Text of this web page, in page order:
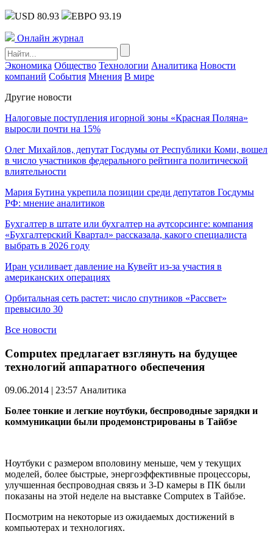
USD 80.93 ЕВРО 93.19
Онлайн журнал
Экономика Общество Технологии Аналитика Новости
компаний События Мнения В мире
Другие новости
Налоговые поступления игорной зоны «Красная Поляна»
выросли почти на 15%
Олег Михайлов, депутат Госдумы от Республики Коми, вошел
в число участников федерального рейтинга политической
влиятельности
Мария Бутина укрепила позиции среди депутатов Госдумы
РФ: мнение аналитиков
Бухгалтер в штате или бухгалтер на аутсорсинге: компания
«Бухгалтерский Квартал» рассказала, какого специалиста
выбрать в 2026 году
Иран усиливает давление на Кувейт из-за участия в
американских операциях
Орбитальная сеть растет: число спутников «Рассвет»
превысило 30
Все новости
Computex предлагает взглянуть на будущее
технологий аппаратного обеспечения
09.06.2014 | 23:57 Аналитика
Более тонкие и легкие ноутбуки, беспроводные зарядки и
коммуникации были продемонстрированы в Тайбэе
Ноутбуки с размером вполовину меньше, чем у текущих
моделей, более быстрые, энергоэффективные процессоры,
улучшенная беспроводная связь и 3-D камеры в ПК были
показаны на этой неделе на выставке Computex в Тайбэе.
Посмотрим на некоторые из ожидаемых достижений в
компьютерах и технологиях.